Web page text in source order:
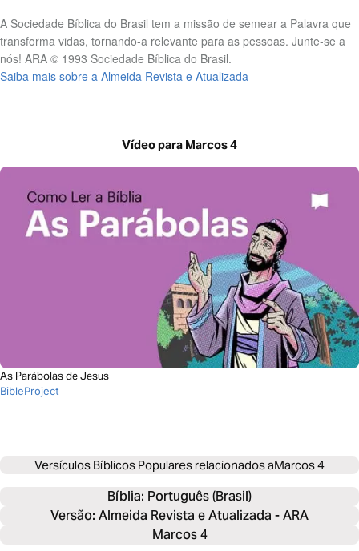
A Sociedade Bíblica do Brasil tem a missão de semear a Palavra que
transforma vidas, tornando-a relevante para as pessoas. Junte-se a
nós! ARA © 1993 Sociedade Bíblica do Brasil.
Saiba mais sobre a Almeida Revista e Atualizada
Vídeo para Marcos 4
As Parábolas de Jesus
BibleProject
Versículos Bíblicos Populares relacionados aMarcos 4
Bíblia: Português (Brasil)
Versão: Almeida Revista e Atualizada - ARA
Marcos 4